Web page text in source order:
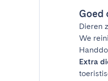
Goed
Dieren
We
Extra